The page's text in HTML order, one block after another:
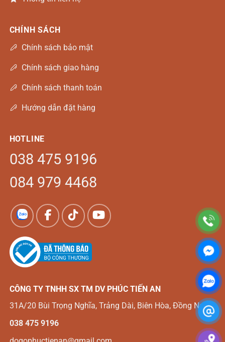
CHÍNH SÁCH
Chính sách bảo mật
Chính sách giao hàng
Chính sách thanh toán
Hướng dẫn đặt hàng
HOTLINE
038 475 9196
084 979 4468
CÔNG TY TNHH SX TM DV PHÚC TIẾN AN
31A/20 Bùi Trọng Nghĩa, Trảng Dài, Biên Hòa, Đồng Nai
038 475 9196